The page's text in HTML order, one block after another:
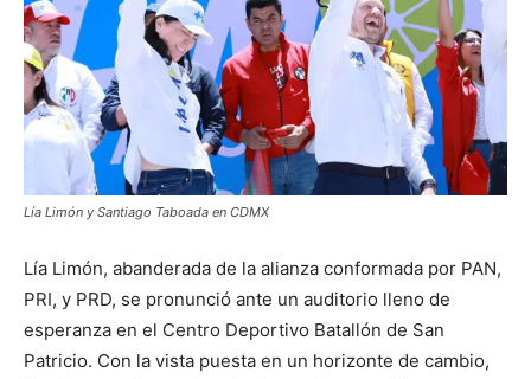
Lía Limón y Santiago Taboada en CDMX
Lía Limón, abanderada de la alianza conformada por PAN,
PRI, y PRD, se pronunció ante un auditorio lleno de
esperanza en el Centro Deportivo Batallón de San
Patricio. Con la vista puesta en un horizonte de cambio,